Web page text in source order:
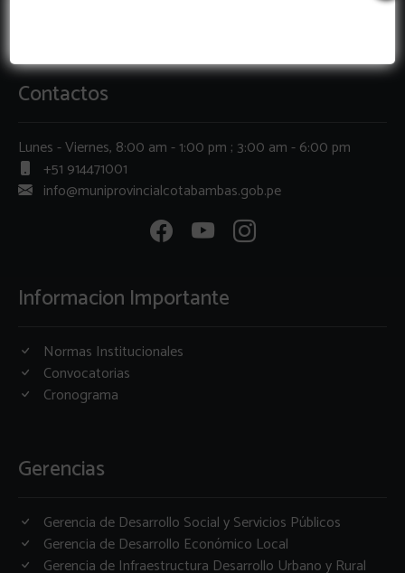
Contactos
Lunes - Viernes, 8:00 am - 1:00 pm ; 3:00 am - 6:00 pm
+51 914471001
info@muniprovincialcotabambas.gob.pe
Informacion Importante
Normas Institucionales
Convocatorias
Cronograma
Gerencias
Gerencia de Desarrollo Social y Servicios Públicos
Gerencia de Desarrollo Económico Local
Gerencia de Infraestructura Desarrollo Urbano y Rural